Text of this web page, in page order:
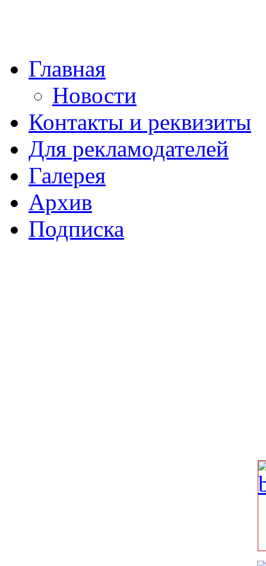
Главная
Новости
Контакты и реквизиты
Для рекламодателей
Галерея
Архив
Подписка